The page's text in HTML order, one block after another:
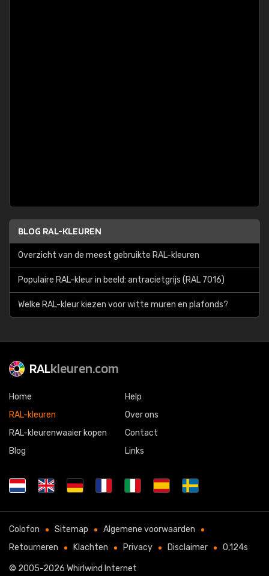
BLOG RAL-KLEUREN
Overzicht van de meest gebruikte RAL-kleuren
Populaire RAL-kleur in beeld: antracietgrijs (RAL 7016)
Welke RAL-kleur kiezen voor witte muren en plafonds?
RALkleuren.com
Home
RAL-kleuren
RAL-kleurenwaaier kopen
Blog
Help
Over ons
Contact
Links
Colofon Sitemap
Algemene voorwaarden
Retourneren
Klachten Privacy Disclaimer 0,124s
© 2005-2026 Whirlwind Internet